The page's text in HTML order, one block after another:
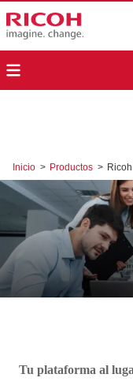
Inicio > Productos >
Tu plataforma al